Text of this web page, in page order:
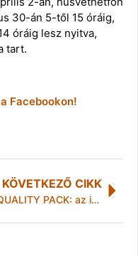
30-án 5-től 15 óráig,
óráig lesz nyitva,
tart.
Facebookon!
KÖVETKEZŐ CIKK
QUALITY PACK: az innovációban is első!